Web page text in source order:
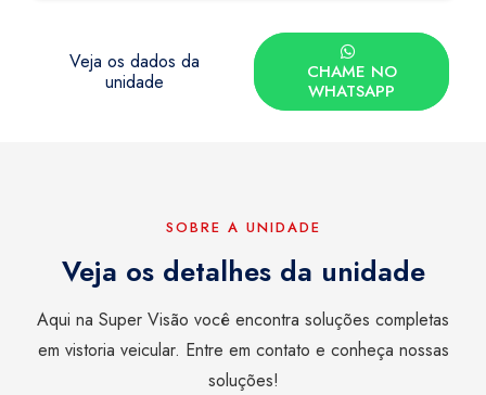
Veja os dados da
unidade
CHAME NO
WHATSAPP
SOBRE A UNIDADE
Veja os detalhes da unidade
Aqui na Super Visão você encontra soluções completas
em vistoria veicular. Entre em contato e conheça nossas
soluções!